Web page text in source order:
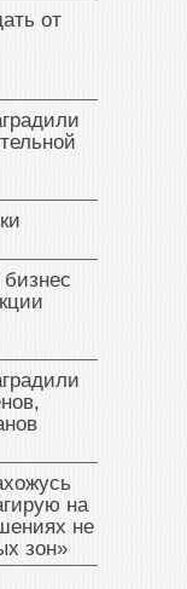
от
на
не
зон»